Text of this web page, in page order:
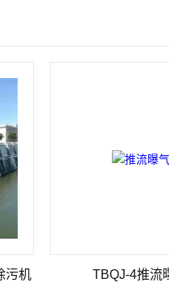
TBQJ-4推流曝气机